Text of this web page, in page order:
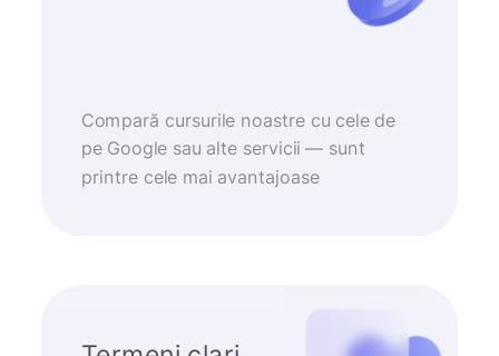
Compară cursurile noastre cu cele de
pe Google sau alte servicii — sunt
printre cele mai avantajoase